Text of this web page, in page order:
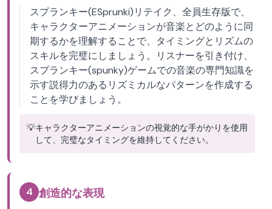
スプランキー(ESprunki)リテイク、全員生存版で、
キャラクターアニメーションが音楽とどのように同
期するかを理解することで、タイミングとリズムの
スキルを完璧にしましょう。リスナーを引き付け、
スプランキー(spunky)ゲームでの音楽の専門知識を
示す説得力のあるリズミカルなパターンを作成する
ことを学びましょう。
💡キャラクターアニメーションの視覚的な手がかりを使用
して、完璧なタイミングを維持してください。
4 創造的な表現